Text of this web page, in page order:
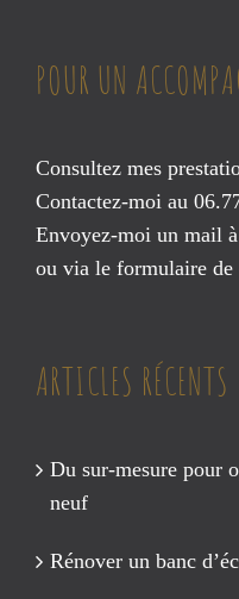
POUR UN
Consultez mes
Contactez-moi au
Envoyez-moi un mail à
ou via le formulaire de
ARTICLES RÉCENTS
Du sur-mesure pour
neuf
Rénover un banc